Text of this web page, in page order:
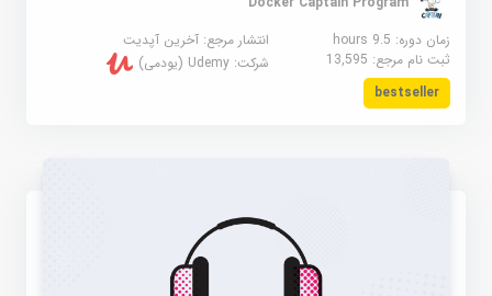
زمان دوره: 9.5 hours
انتشار مرجع:آخرین آپدیت
ثبت نام مرجع:13,595 شرکت:Udemy (یودمی)
bestseller